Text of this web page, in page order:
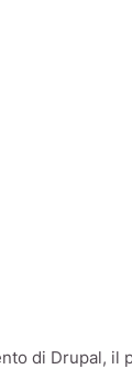
di Drupal, il